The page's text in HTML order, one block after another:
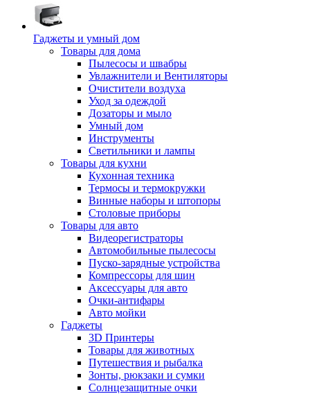
Гаджеты и умный дом
Товары для дома
Пылесосы и швабры
Увлажнители и Вентиляторы
Очистители воздуха
Уход за одеждой
Дозаторы и мыло
Умный дом
Инструменты
Светильники и лампы
Товары для кухни
Кухонная техника
Термосы и термокружки
Винные наборы и штопоры
Столовые приборы
Товары для авто
Видеорегистраторы
Автомобильные пылесосы
Пуско-зарядные устройства
Компрессоры для шин
Аксессуары для авто
Очки-антифары
Авто мойки
Гаджеты
3D Принтеры
Товары для животных
Путешествия и рыбалка
Зонты, рюкзаки и сумки
Солнцезащитные очки